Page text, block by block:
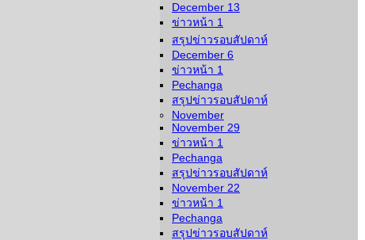
December 13
ข่าวหน้า 1
สรุปข่าวรอบสัปดาห์
December 6
ข่าวหน้า 1
Pechanga
สรุปข่าวรอบสัปดาห์
November
November 29
ข่าวหน้า 1
Pechanga
สรุปข่าวรอบสัปดาห์
November 22
ข่าวหน้า 1
Pechanga
สรุปข่าวรอบสัปดาห์